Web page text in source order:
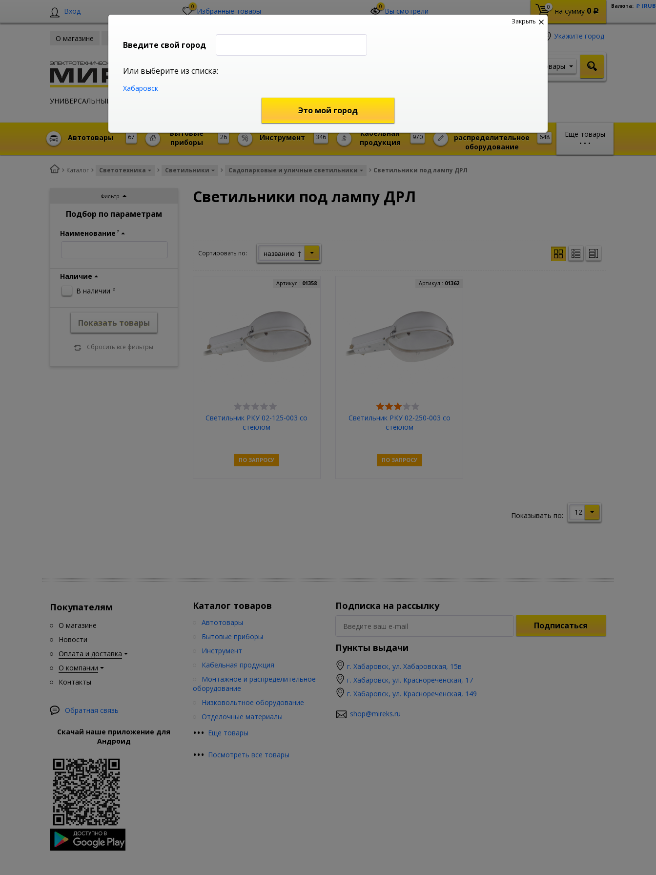
Вход 0 Избранные товары 0 Вы смотрели 0 на сумму 0 Р
Валюта: Р
О магазине
УНИВЕРСАЛЬНЫЙ ИНТЕРНЕТ МАГАЗИН
Укажите город
shop@mireks.ru
Товары
Еще товары
• • •
67
Автотовары 26
Бытовые
приборы
346
Инструмент 970
Кабельная
продукция
648
распределительное
оборудование
Каталог Светотехника Светильники Садопарковые и уличные светильники Светильники под лампу ДРЛ
Фильтр
Подбор по параметрам
Наименование ?
Наличие
В наличии 2
Показать товары
Сбросить все фильтры
Светильники под лампу ДРЛ
Сортировать по: названию ↑
Светильник РКУ 02-125-003 со
стеклом
Артикул : 01358
ПО ЗАПРОСУ
Светильник РКУ 02-250-003 со
стеклом
Артикул : 01362
ПО ЗАПРОСУ
Показывать по: 12
Покупателям
О магазине
Новости
Оплата и доставка
О компании
Контакты
Обратная связь
Скачай наше приложение для
Андроид
Каталог товаров
••• Еще товары
Автотовары
Бытовые приборы
Инструмент
Кабельная продукция
Монтажное и распределительное
оборудование
Низковольтное оборудование
Отделочные материалы
••• Посмотреть все товары
Подписка на рассылку
Подписаться
Пункты выдачи
г. Хабаровск, ул. Хабаровская, 15в
г. Хабаровск, ул. Краснореченская, 17
г. Хабаровск, ул. Краснореченская, 149
shop@mireks.ru
Закрыть
Введите свой город
Или выберите из списка:
Хабаровск
Это мой город